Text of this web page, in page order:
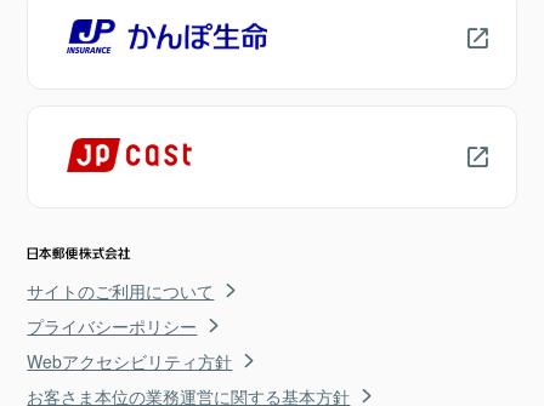
サイトのご利用について
プライバシーポリシー
Webアクセシビリティ方針
お客さま本位の業務運営に関する基本方針